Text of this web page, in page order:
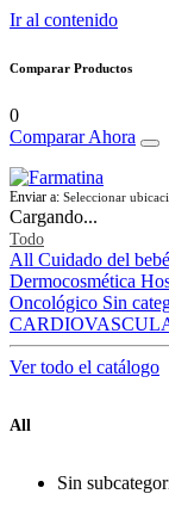
Ir al contenido
Comparar Productos
0
Comparar Ahora
Enviar a: Seleccionar
Cargando...
Todo
All Cuidado del bebé
Dermocosmética
Oncológico Sin
Ver todo el catálogo
All
Sin